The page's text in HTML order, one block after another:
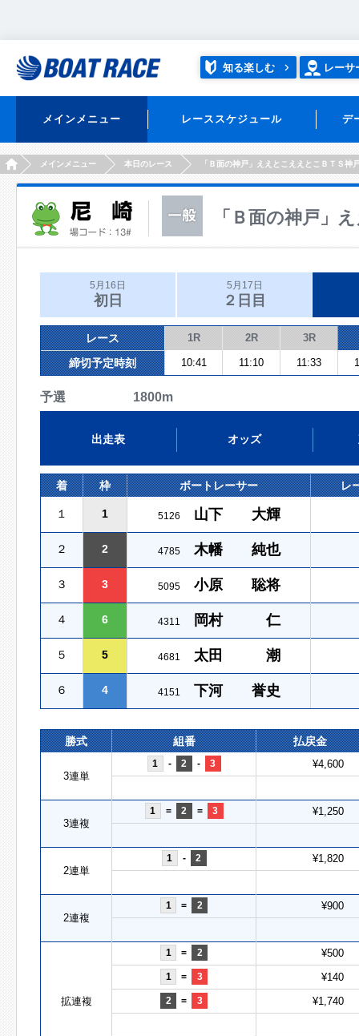
知る楽しむ レーサ
メインメニュー レーススケジュール デ
HOMEメインメニュー 本日のレース 「Ｂ面の神戸」ええとこええとこＢＴＳ神
「Ｂ面の神戸」
5月16日
初日
5月17日
２日目
レース 1R 2R 3R
締切予定時刻 10:41 11:10 11:33
予選 1800m
出走表 オッズ
着 枠 ボートレーサー レ
１ 1 5126 山下 大輝
２ 2 4785 木幡 純也
３ 3 5095 小原 聡将
４ 6 4311 岡村 仁
５ 5 4681 太田 潮
６ 4 4151 下河 誉史
勝式 組番 払戻金
3連単
1 - 2 - 3 ¥4,600
3連複
1 = 2 = 3 ¥1,250
2連単
1 - 2 ¥1,820
2連複
1 = 2 ¥900
拡連複
1 = 2 ¥500
1 = 3 ¥140
2 = 3 ¥1,740